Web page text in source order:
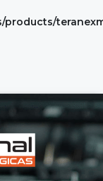
products/